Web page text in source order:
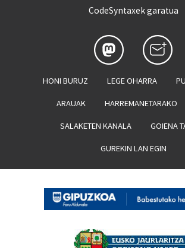
CodeSyntaxek garatua
HONI BURUZ LEGE OHARRA
ARAUAK HARREMANETARAKO
SALAKETEN KANALA GOIENA
GUREKIN LAN EGIN